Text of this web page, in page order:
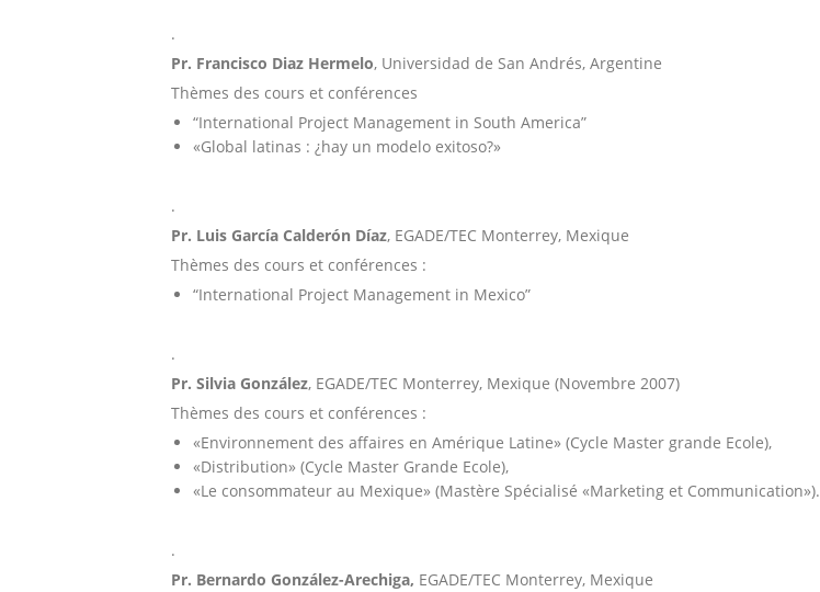
.
Pr. Francisco Diaz Hermelo, Universidad de San Andrés, Argentine
Thèmes des cours et conférences
“International Project Management in South America”
«Global latinas : ¿hay un modelo exitoso?»
.
Pr. Luis García Calderón Díaz, EGADE/TEC Monterrey, Mexique
Thèmes des cours et conférences :
“International Project Management in Mexico”
.
Pr. Silvia González, EGADE/TEC Monterrey, Mexique (Novembre 2007)
Thèmes des cours et conférences :
«Environnement des affaires en Amérique Latine» (Cycle Master grande Ecole),
«Distribution» (Cycle Master Grande Ecole),
«Le consommateur au Mexique» (Mastère Spécialisé «Marketing et Communication»).
.
Pr. Bernardo González-Arechiga, EGADE/TEC Monterrey, Mexique